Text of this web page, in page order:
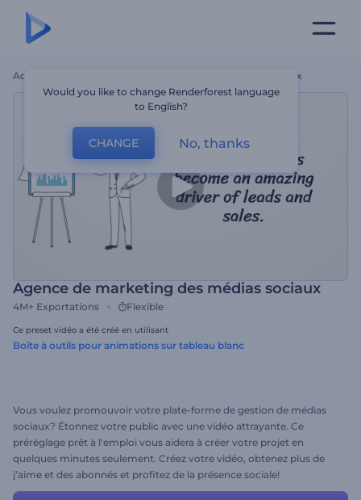
Accueil Agence De Marketing Des Médias Sociaux
Agence de marketing des médias sociaux
4M+ Exportations Flexible
Ce preset vidéo a été créé en utilisant
Boîte à outils pour animations sur tableau blanc
Vous voulez promouvoir votre plate-forme de gestion de médias
sociaux? Étonnez votre public avec une vidéo attrayante. Ce
préréglage prêt à l'emploi vous aidera à créer votre projet en
quelques minutes seulement. Créez votre vidéo, obtenez plus de
j’aime et des abonnés et profitez de la présence sociale!
Would you like to change Renderforest language
to English?
CHANGE No, thanks